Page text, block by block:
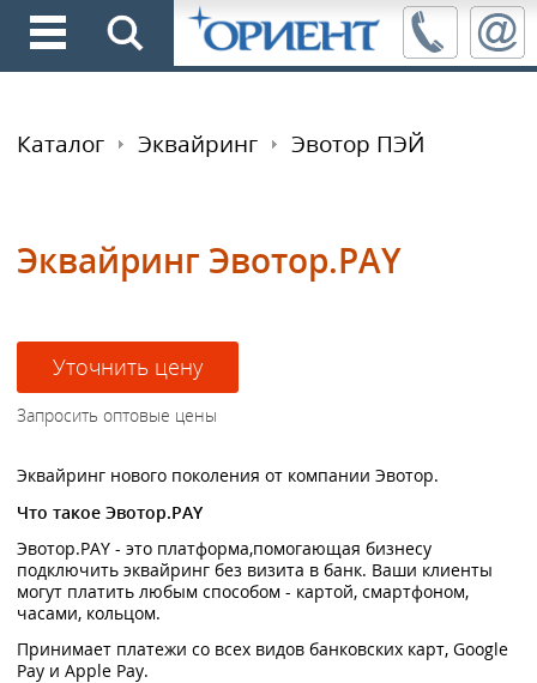
Каталог Эквайринг Эвотор ПЭЙ
Эквайринг Эвотор.PAY
Эквайринг нового поколения от компании Эвотор.
Что такое Эвотор.PAY
Эвотор.PAY - это платформа,помогающая бизнесу
подключить эквайринг без визита в банк. Ваши клиенты
могут платить любым способом - картой, смартфоном,
часами, кольцом.
Принимает платежи со всех видов банковских карт, Google
Pay и Apple Pay.